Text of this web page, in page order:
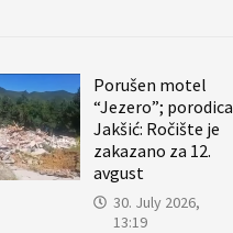
Porušen motel
“Jezero”; porodica
Jakšić: Ročište je
zakazano za 12.
avgust
30. July 2026,
13:19